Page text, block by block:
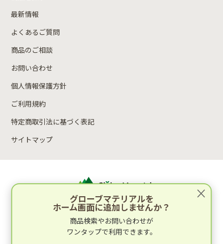
最新情報
よくあるご質問
商品のご相談
お問い合わせ
個人情報保護方針
ご利用規約
特定商取引法に基づく表記
サイトマップ
運営：林木材株式会社
〒652-0812 兵庫県神戸市兵庫区湊町2丁目4-1
×
グローブマテリアルを
ホーム画面に追加しませんか？
商品検索やお問い合わせが
ワンタップで利用できます。